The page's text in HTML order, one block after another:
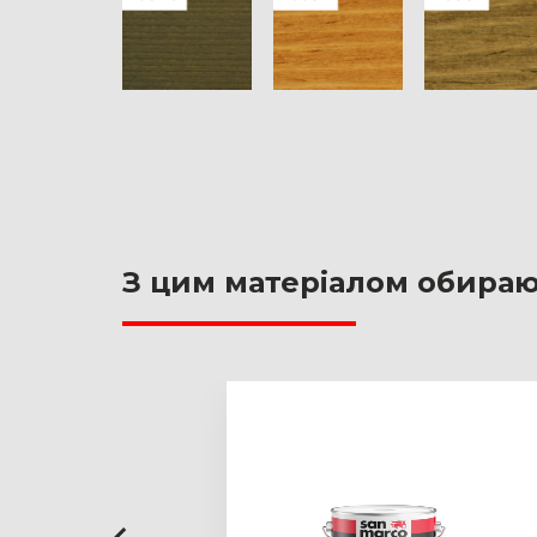
З цим матеріалом